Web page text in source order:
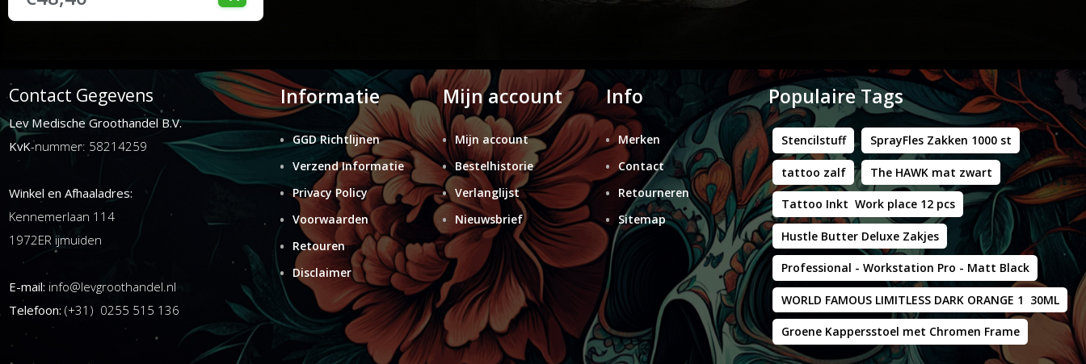
Contact Gegevens
Lev Medische Groothandel B.V.
KvK-nummer: 58214259
Winkel en Afhaaladres:
Kennemerlaan 114
1972ER ijmuiden
E-mail: info@levgroothandel.nl
Telefoon: (+31) 0255 515 136
Informatie
GGD Richtlijnen
Verzend Informatie
Privacy Policy
Voorwaarden
Retouren
Disclaimer
Mijn account
Mijn account
Bestelhistorie
Verlanglijst
Nieuwsbrief
Info
Merken
Contact
Retourneren
Sitemap
Populaire Tags
Stencilstuff SprayFles Zakken 1000 st
tattoo zalf The HAWK mat zwart
Tattoo Inkt Work place 12 pcs
Hustle Butter Deluxe Zakjes
Professional - Workstation Pro - Matt Black
WORLD FAMOUS LIMITLESS DARK ORANGE 1 30ML
Groene Kappersstoel met Chromen Frame